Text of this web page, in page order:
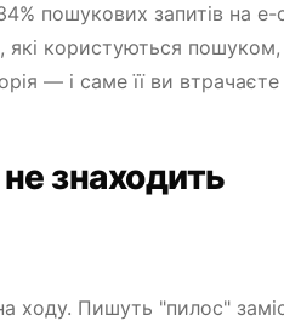
пошукових запитів на e-
користуються
— і саме її ви
знаходить
ходу. Пишуть "пилос"